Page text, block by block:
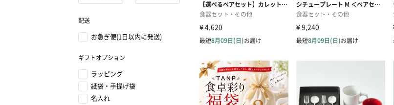
配送
お急ぎ便(1日以内に発送)
ギフトオプション
ラッピング
紙袋・手提げ袋
名入れ